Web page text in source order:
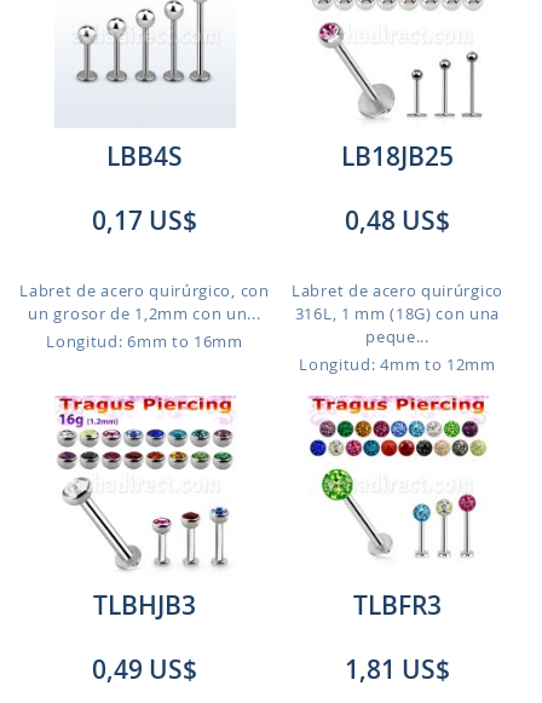
LBB4S
0,17 US$
Labret de acero quirúrgico, con
un grosor de 1,2mm con un...
Longitud: 6mm to 16mm
LB18JB25
0,48 US$
Labret de acero quirúrgico
316L, 1 mm (18G) con una
peque...
Longitud: 4mm to 12mm
TLBHJB3
0,49 US$
TLBFR3
1,81 US$